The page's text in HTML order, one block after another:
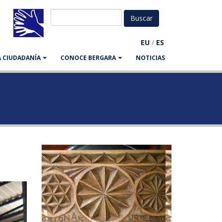
EU / ES
CIUDADANÍA CONOCE BERGARA NOTICIAS